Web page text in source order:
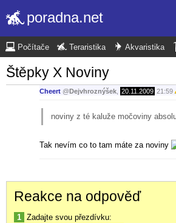
poradna.net
Počítače Teraristika Akvaristika
Štěpky X Noviny
Cheert @Dejvhroznýšek 20.11.2009 21:59
noviny z té kaluže močoviny
Tak nevím co to tam máte za noviny
Reakce na odpověď
1 Zadajte svou přezdívku: